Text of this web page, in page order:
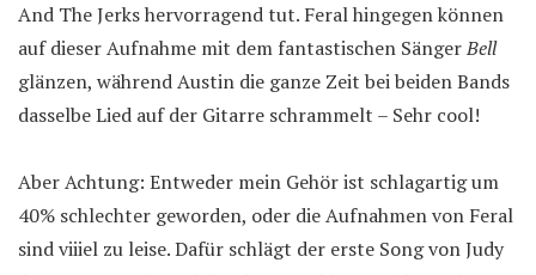
And The Jerks hervorragend tut. Feral hingegen können
auf dieser Aufnahme mit dem fantastischen SängerBell
glänzen, während Austin die ganze Zeit bei beiden Bands
dasselbe Lied auf der Gitarre schrammelt – Sehr cool!
Aber Achtung: Entweder mein Gehör ist schlagartig um
40% schlechter geworden, oder die Aufnahmen von Feral
sind viiiel zu leise. Dafür schlägt der erste Song von Judy